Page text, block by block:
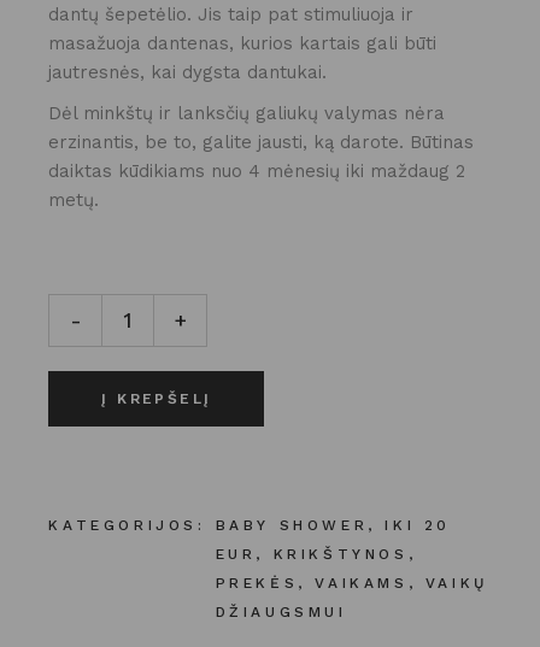
dantų šepetėlio. Jis taip pat stimuliuoja ir
masažuoja dantenas, kurios kartais gali būti
jautresnės, kai dygsta dantukai.
Dėl minkštų ir lanksčių galiukų valymas nėra
erzinantis, be to, galite jausti, ką darote. Būtinas
daiktas kūdikiams nuo 4 mėnesių iki maždaug 2
metų.
PIRMŲJŲ DANTUKŲ ŠEPETUKAS | MELSVAS kiekis
- +
Į KREPŠELĮ
KATEGORIJOS: BABY SHOWER ,IKI 20
EUR , KRIKŠTYNOS ,
PREKĖS ,VAIKAMS , VAIKŲ
DŽIAUGSMUI